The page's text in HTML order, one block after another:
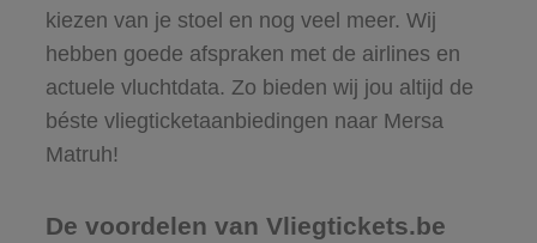
kiezen van je stoel en nog veel meer. Wij
hebben goede afspraken met de airlines en
actuele vluchtdata. Zo bieden wij jou altijd de
béste vliegticketaanbiedingen naar Mersa
Matruh!
De voordelen van Vliegtickets.be